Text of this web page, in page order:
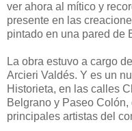
ver ahora al mítico y
presente en las
pintado en una pared de
La obra estuvo a cargo
Arcieri Valdés. Y es un
Historieta, en las calles
Belgrano y Paseo
principales artistas del